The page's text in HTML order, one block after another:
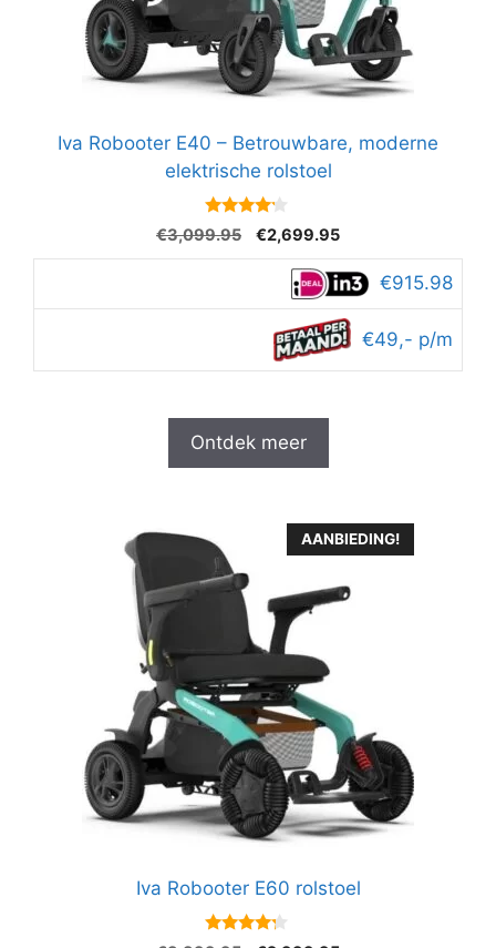
Iva Robooter E40 – Betrouwbare, moderne
elektrische rolstoel
4
van 5
€3,099.95
Oorspronkelijke
prijs
€3,099.95.
€2,699.95Huidige
prijs
is:
€2,699.95.
€915.98
€49,- p/m
Ontdek meer
AANBIEDING!
Iva Robooter E60 rolstoel